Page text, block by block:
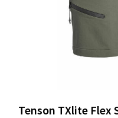
Tenson TXlite Flex